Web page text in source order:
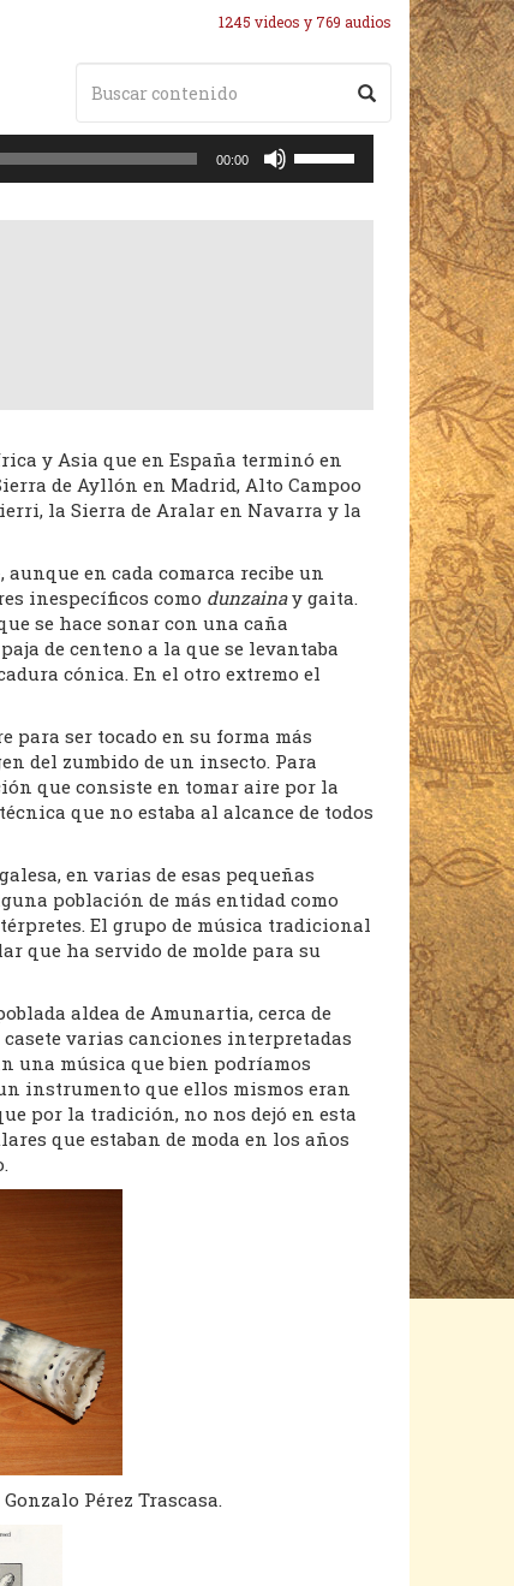
1245 videos y 769 audios
00:00
de
y Asia que en España terminó en
de Ayllón en Madrid, Alto Campoo
la Sierra de Aralar en Navarra y la
en cada comarca recibe un
inespecíficos como dunzainay gaita.
se hace sonar con una caña
de centeno a la que se levantaba
cónica. En el otro extremo el
ser tocado en su forma más
del zumbido de un insecto. Para
que consiste en tomar aire por la
que no estaba al alcance de todos
en varias de esas pequeñas
población de más entidad como
El grupo de música tradicional
que ha servido de molde para su
aldea de Amunartia, cerca de
varias canciones interpretadas
una música que bien podríamos
instrumento que ellos mismos eran
por la tradición, no nos dejó en esta
que estaban de moda en los años
Pérez Trascasa.